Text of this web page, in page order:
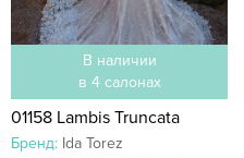
В наличии
в 4 салонах
01158 Lambis Truncata
Бренд: Ida Torez